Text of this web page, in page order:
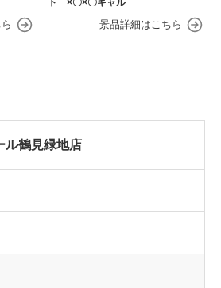
ト ×〇×〇ギャル
ル鶴見緑地店